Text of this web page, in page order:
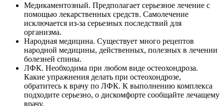
Медикаментозный. Предполагает серьезное лечение с
помощью лекарственных средств. Самолечение
исключается из-за серьезных последствий для
организма.
Народная медицина. Существует много рецептов
народной медицины, действенных, полезных в лечении
болезней спины.
ЛФК. Необходима при любом виде остеохондроза.
Какие упражнения делать при остеохондрозе,
обратитесь к врачу по ЛФК. К выполнению комплекса
подходите серьезно, о дискомфорте сообщайте лечащему
врачу.